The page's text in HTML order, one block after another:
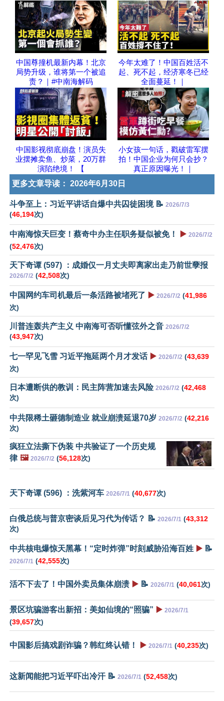
中国尊撞机最新内幕！北京
局势升级，谁将第一个被追
责？｜#中南海解码
今年太难了！中国百姓活不
起、死不起，经济寒冬已经
全面蔓延！｜
中国影视彻底崩盘！演员失
业摆摊卖鱼、炒菜，20万群
演陷绝境！ 【
小女孩一句话，戳破雷军摆
拍！中国企业为何只会抄？
真正原因曝光！｜
更多文章导读： 2026年6月30日
斗争至上：习近平讲话自爆中共囚徒困境 📝 2026/7/3
(46,194次)
中南海惊天巨变！蔡奇中办主任职务疑似被免！ ▶️ 2026/7/2
(52,476次)
天下奇谭 (597) ：成婚仅一月丈夫即离家出走乃前世孽报
2026/7/2 (42,508次)
中国网约车司机最后一条活路被堵死了 ▶️ 2026/7/2 (41,986
次)
川普连轰共产主义 中南海可否听懂弦外之音 2026/7/2
(43,947次)
七一罕见飞雪 习近平拖延两个月才发话 ▶️ 2026/7/2 (43,639
次)
日本遭断供的教训：民主阵营加速去风险 2026/7/2 (42,468
次)
中共限稀土砸德制造业 就业崩溃延退70岁 2026/7/2 (42,216
次)
疯狂立法撕下伪装 中共验证了一个历史规
律 🖼️ 2026/7/2 (56,128次)
天下奇谭 (596) ：洗紫河车 2026/7/1 (40,677次)
白俄总统与普京密谈后见习代为传话？ 📝 2026/7/1 (43,312
次)
中共核电爆惊天黑幕！“定时炸弹”时刻威胁沿海百姓 ▶️ 📝
2026/7/1 (42,555次)
活不下去了！中国外卖员集体崩溃 ▶️ 📝 2026/7/1 (40,061次)
景区坑骗游客出新招：美如仙境的“照骗” ▶️ 2026/7/1
(39,657次)
中国影后搞戏剧诈骗？韩红终认错！ ▶️ 2026/7/1 (40,235次)
这新闻能把习近平吓出冷汗 📝 2026/7/1 (52,458次)